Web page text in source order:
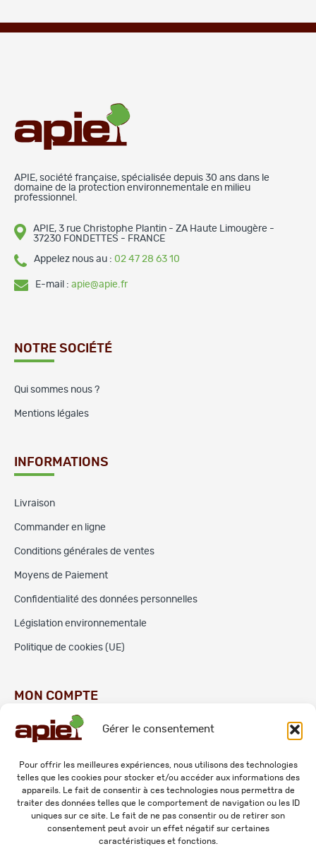
Gérer le consentement
Pour offrir les meilleures expériences, nous utilisons des technologies
telles que les cookies pour stocker et/ou accéder aux informations des
appareils. Le fait de consentir à ces technologies nous permettra de
traiter des données telles que le comportement de navigation ou les ID
uniques sur ce site. Le fait de ne pas consentir ou de retirer son
consentement peut avoir un effet négatif sur certaines
caractéristiques et fonctions.
APIE, société française, spécialisée depuis 30 ans dans le
domaine de la protection environnementale en milieu
professionnel.
APIE, 3 rue Christophe Plantin - ZA Haute Limougère -
37230 FONDETTES - FRANCE
Appelez nous au : 02 47 28 63 10
E-mail : apie@apie.fr
NOTRE SOCIÉTÉ
Qui sommes nous ?
Mentions légales
INFORMATIONS
Livraison
Commander en ligne
Conditions générales de ventes
Moyens de Paiement
Confidentialité des données personnelles
Législation environnementale
Politique de cookies (UE)
MON COMPTE
Commandes
Adresses
Mes informations personnelles